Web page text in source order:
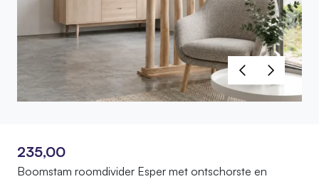
235,00
Boomstam roomdivider Esper met ontschorste en